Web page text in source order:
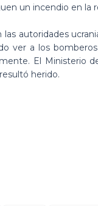
un incendio en la
las autoridades
ver a los
El Ministerio
herido.